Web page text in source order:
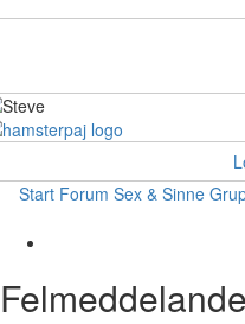
Start Forum Sex & Sinne